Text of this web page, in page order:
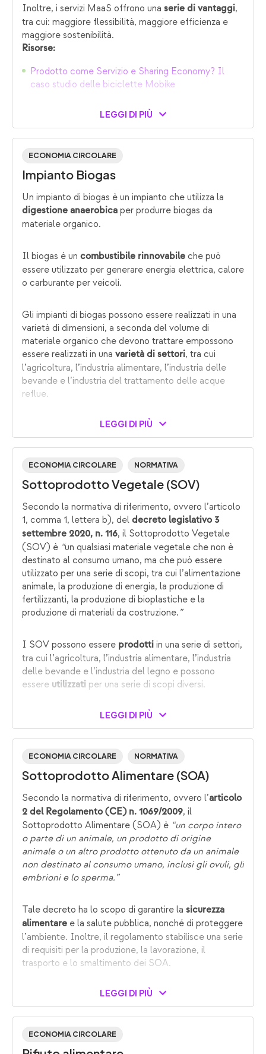
Inoltre, i servizi MaaS offrono una serie di vantaggi,
tra cui: maggiore flessibilità, maggiore efficienza e
maggiore sostenibilità.
Risorse:
Prodotto come Servizio e Sharing Economy? Il
caso studio delle biciclette Mobike
LEGGI DI PIÙ
ECONOMIA CIRCOLARE
Impianto Biogas
Un impianto di biogas è un impianto che utilizza la
digestione anaerobica per produrre biogas da
materiale organico.
Il biogas è un combustibile rinnovabile che può
essere utilizzato per generare energia elettrica, calore
o carburante per veicoli.
Gli impianti di biogas possono essere realizzati in una
varietà di dimensioni, a seconda del volume di
materiale organico che devono trattare empossono
essere realizzati in una varietà di settori, tra cui
l’agricoltura, l’industria alimentare, l’industria delle
bevande e l’industria del trattamento delle acque
reflue.
LEGGI DI PIÙ
ECONOMIA CIRCOLARE NORMATIVA
Sottoprodotto Vegetale (SOV)
Secondo la normativa di riferimento, ovvero l’articolo
1, comma 1, lettera b), del decreto legislativo 3
settembre 2020, n. 116, il Sottoprodotto Vegetale
(SOV) è “un qualsiasi materiale vegetale che non è
destinato al consumo umano, ma che può essere
utilizzato per una serie di scopi, tra cui l’alimentazione
animale, la produzione di energia, la produzione di
fertilizzanti, la produzione di bioplastiche e la
produzione di materiali da costruzione. ”
I SOV possono essere prodotti in una serie di settori,
tra cui l’agricoltura, l’industria alimentare, l’industria
delle bevande e l’industria del legno e possono
essere utilizzati per una serie di scopi diversi.
LEGGI DI PIÙ
ECONOMIA CIRCOLARE NORMATIVA
Sottoprodotto Alimentare (SOA)
Secondo la normativa di riferimento, ovvero l’articolo
2 del Regolamento (CE) n. 1069/2009, il
Sottoprodotto Alimentare (SOA) è “un corpo intero
o parte di un animale, un prodotto di origine
animale o un altro prodotto ottenuto da un animale
non destinato al consumo umano, inclusi gli ovuli, gli
embrioni e lo sperma.”
Tale decreto ha lo scopo di garantire la sicurezza
alimentare e la salute pubblica, nonché di proteggere
l’ambiente. Inoltre, il regolamento stabilisce una serie
di requisiti per la produzione, la lavorazione, il
trasporto e lo smaltimento dei SOA.
LEGGI DI PIÙ
ECONOMIA CIRCOLARE